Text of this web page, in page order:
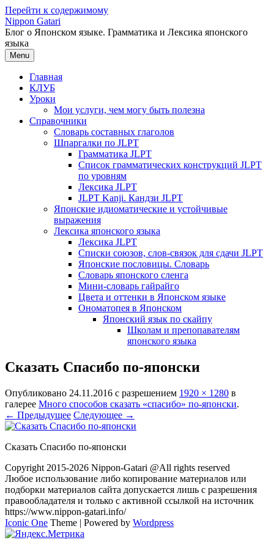
Перейти к содержимому
Nippon Gatari
Блог о Японском языке. Грамматика и Лексика японского
языка
Menu
Главная
КЛУБ
Уроки
Мои услуги, чем могу быть полезна
Справочники
Словарь составных глаголов
Шпаргалки по JLPT
Грамматика JLPT
Список грамматических конструкций JLPT
по уровням
Лексика JLPT
JLPT Kanji. Кандзи JLPT
Японские идиоматические и устойчивые
выражения
Лексика японского языка
Лексика JLPT
Списки союзов, слов-связок для сдачи JLPT
Японские пословицы. Словарь
Словарь японского сленга
Мини-словарь гайрайго
Цвета и оттенки в Японском языке
Ономатопея в Японском
Японский язык по скайпу
Школам и препопавателям
японского языка
Сказать Спасибо по-японски
Опубликовано 24.11.2016 с разрешением 1920 × 1280 в
галерее Много способов сказать «спасибо» по-японски.
← Предыдущее Следующее →
Сказать Спасибо по-японски
Copyright 2015-2026 Nippon-Gatari @All rights reserved
Любое использование либо копирование материалов или
подборки материалов сайта допускается лишь с разрешения
правообладателя и только с активной ссылкой на источник
https://www.nippon-gatari.info/
Iconic One Theme | Powered by Wordpress